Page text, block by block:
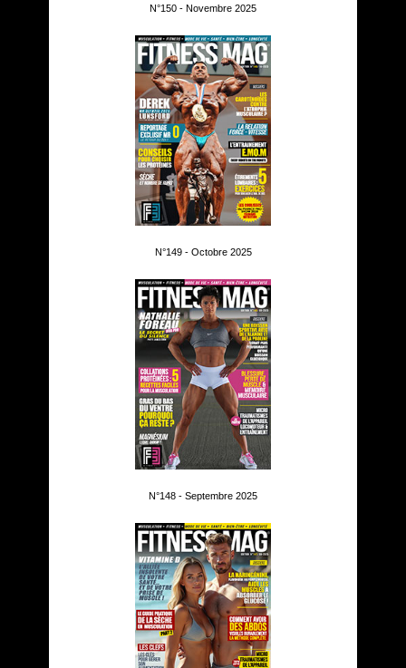
N°150 - Novembre 2025
N°149 - Octobre 2025
N°148 - Septembre 2025